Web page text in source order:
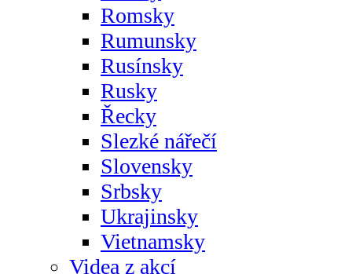
Romsky
Rumunsky
Rusínsky
Rusky
Řecky
Slezké nářečí
Slovensky
Srbsky
Ukrajinsky
Vietnamsky
Videa z akcí